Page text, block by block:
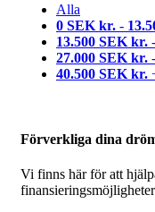
Alla
0 SEK kr. -
13.500 SEK kr. -
27.000 SEK kr. -
40.500 SEK kr.
Förverkliga dina
Vi finns här för att